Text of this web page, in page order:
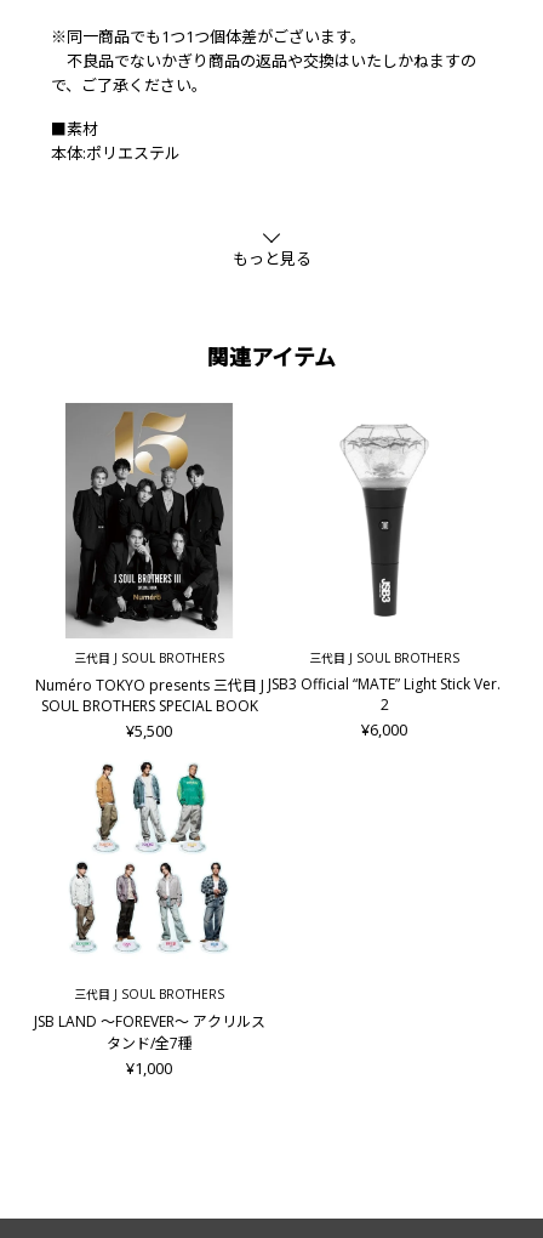
※同一商品でも1つ1つ個体差がございます。
不良品でないかぎり商品の返品や交換はいたしかねますの
で、ご了承ください。
■素材
本体:ポリエステル
もっと見る
関連アイテム
三代目 J SOUL BROTHERS
Numéro TOKYO presents 三代目 J
SOUL BROTHERS SPECIAL BOOK
¥5,500
三代目 J SOUL BROTHERS
JSB3 Official “MATE” Light Stick Ver.
2
¥6,000
三代目 J SOUL BROTHERS
JSB LAND ～FOREVER～ アクリルス
タンド/全7種
¥1,000